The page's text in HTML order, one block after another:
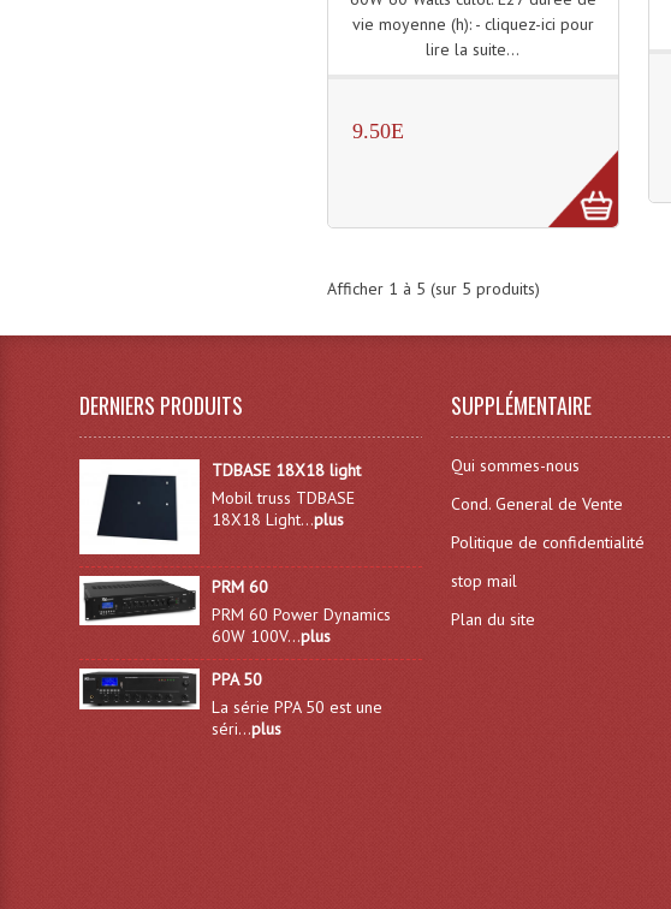
vie moyenne (h): - cliquez-ici pour
lire la suite...
9.50E
Afficher 1 à 5 (sur 5 produits)
DERNIERS PRODUITS
TDBASE 18X18 light
Mobil truss TDBASE
18X18 Light...plus
PRM 60
PRM 60 Power Dynamics
60W 100V...plus
PPA 50
La série PPA 50 est une
séri...plus
SUPPLÉMENTAIRE
Qui sommes-nous
Cond. General de Vente
Politique de confidentialité
stop mail
Plan du site